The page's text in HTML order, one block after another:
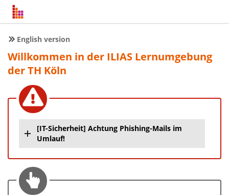
English version
Willkommen in der ILIAS Lernumgebung
der TH Köln
[IT-Sicherheit] Achtung Phishing-Mails im
Umlauf!